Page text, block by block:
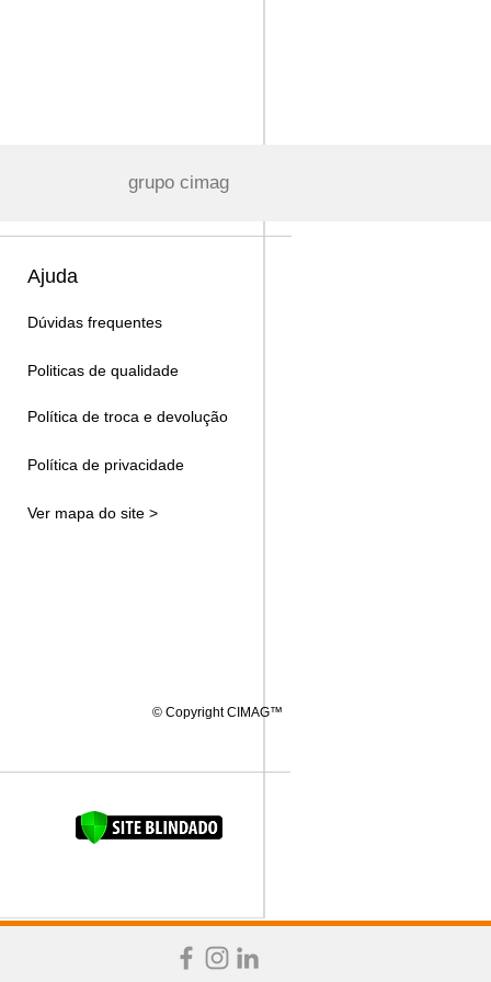
grupo cimag
Ajuda
Dúvidas frequentes
Politicas de qualidade
Política de troca e devolução
Política de privacidade
Ver mapa do site >
© Copyright CIMAG™